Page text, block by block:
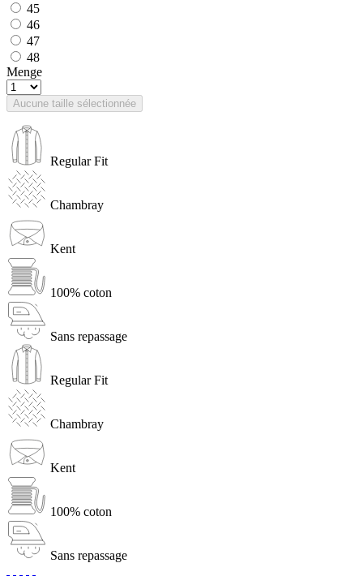
45
46
47
48
Menge
Aucune taille sélectionnée
Regular Fit
Chambray
Kent
100% coton
Sans repassage
Regular Fit
Chambray
Kent
100% coton
Sans repassage